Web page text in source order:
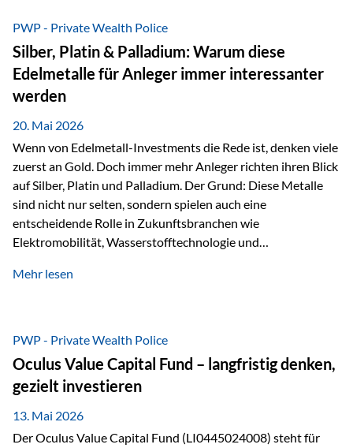
monetäre Rolle zurück Gold erlebt derzeit eine
bemerkenswerte Renaissance als monetärer Wertspeicher.
Treiber sind Rekordkäufe der Zentralbanken, geopolitische
Spannungen und ein schleichender Vertrauensverlust in
ungedeckte Papierwährungen. Wie groß dieser
Vertrauensverlust ausfällt, zeigt ein nüchterner
PWP - Private Wealth Police
Silber, Platin & Palladium: Warum diese
Edelmetalle für Anleger immer interessanter
werden
20. Mai 2026
Wenn von Edelmetall-Investments die Rede ist, denken viele
zuerst an Gold. Doch immer mehr Anleger richten ihren Blick
auf Silber, Platin und Palladium. Der Grund: Diese Metalle
sind nicht nur selten, sondern spielen auch eine
entscheidende Rolle in Zukunftsbranchen wie
Elektromobilität, Wasserstofftechnologie und
Faktoren für Investoren – begrenztes Angebot und
klassischer „Sicherheitsanker“ gilt, bieten Silber, Platin und
Palladium zusätzlich die Chance, von technologischen
Entwicklungen zu profitieren. Die Nachfrage entsteht nicht
nur durch Anleger, sondern vor allem durch die Industrie.
Gerade in…
Mehr lesen
PWP - Private Wealth Police
Oculus Value Capital Fund – langfristig denken,
gezielt investieren
13. Mai 2026
Der Oculus Value Capital Fund (LI0445024008) steht für